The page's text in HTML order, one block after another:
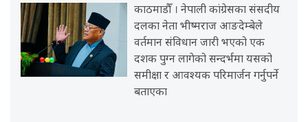
काठमाडौँ । नेपाली कांग्रेसका संसदीय
दलका नेता भीष्मराज आङदेम्बेले
वर्तमान संविधान जारी भएको एक
दशक पुग्न लागेको सन्दर्भमा यसको
समीक्षा र आवश्यक परिमार्जन गर्नुपर्ने
बताएका